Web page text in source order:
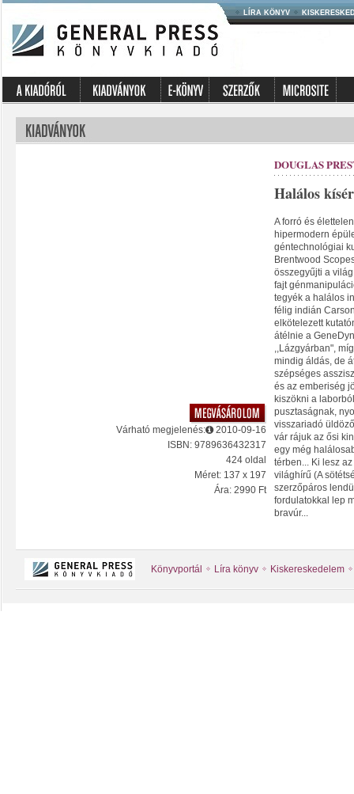
LÍRA KÖNYV
Várható megjelenés:
2010-09-16
ISBN: 9789636432317
424 oldal
Méret: 137 x 197
Ára: 2990 Ft
DOUGLAS
Halálos
A forró és
hipermodern
géntechnológiai
Brentwood
összegyűjti a
fajt
tegyék a halálos
félig indián
elkötelezett
átélnie a
,,Lázgyárban",
mindig áldás, de
szépséges
és az emberiség
kiszökni a
pusztaságnak,
visszariadó
vár rájuk az ősi
egy még
térben... Ki lesz
világhírű (A
szerzőpáros
fordulatokkal lep
bravúr...
Könyvportál Líra könyv Kiskereskedelem